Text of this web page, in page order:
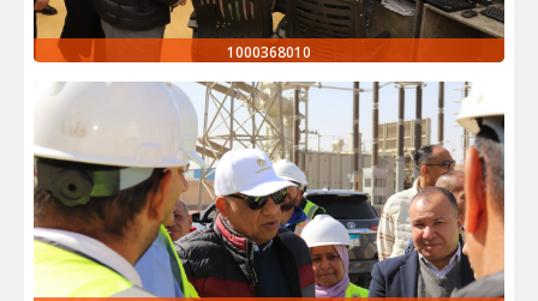
1000368010